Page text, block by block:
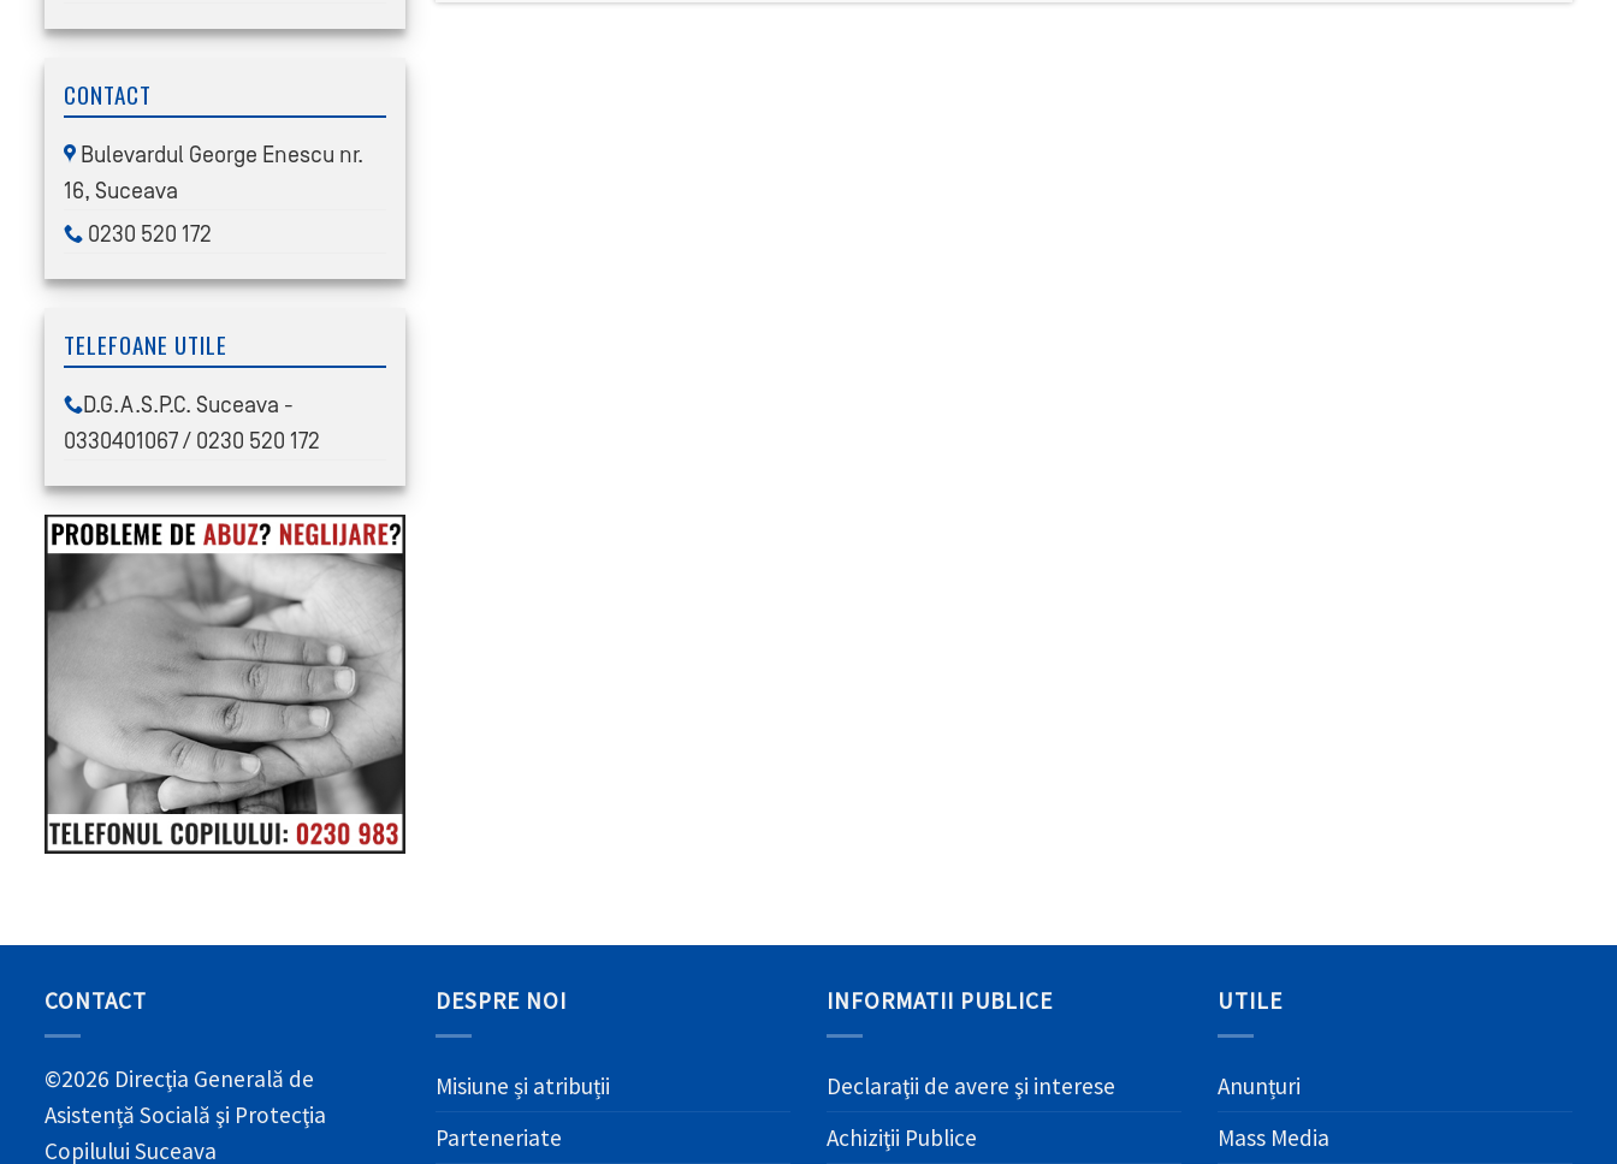
CONTACT
Bulevardul George Enescu nr.
16, Suceava
0230 520 172
TELEFOANE UTILE
D.G.A.S.P.C. Suceava -
0330401067 / 0230 520 172
CONTACT
©2026 Direcţia Generală de
Asistenţă Socială şi Protecţia
Copilului Suceava
DESPRE NOI
Misiune și atribuții
Parteneriate
INFORMATII PUBLICE
Declaraţii de avere şi interese
Achiziţii Publice
UTILE
Anunțuri
Mass Media